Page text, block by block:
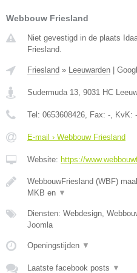
Webbouw Friesland
Niet gevestigd in de plaats
Friesland.
Friesland » Leeuwarden
Sudermuda 13, 9031 HC
Tel: 0653608426, Fax: -, KvK: -
E-mail › Webbouw Friesland
Website: https://
WebbouwFriesland (WBF)
MKB en ▼
Diensten: Webdesign,
Joomla
Openingstijden ▼
Laatste facebook posts ▼